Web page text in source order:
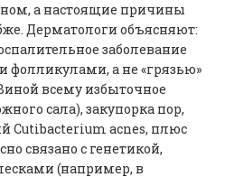
а настоящие причины
Дерматологи объясняют:
заболевание
а не «грязью»
всему избыточное
сала), закупорка пор,
Cutibacterium acnes, плюс
связано с генетикой,
(например, в